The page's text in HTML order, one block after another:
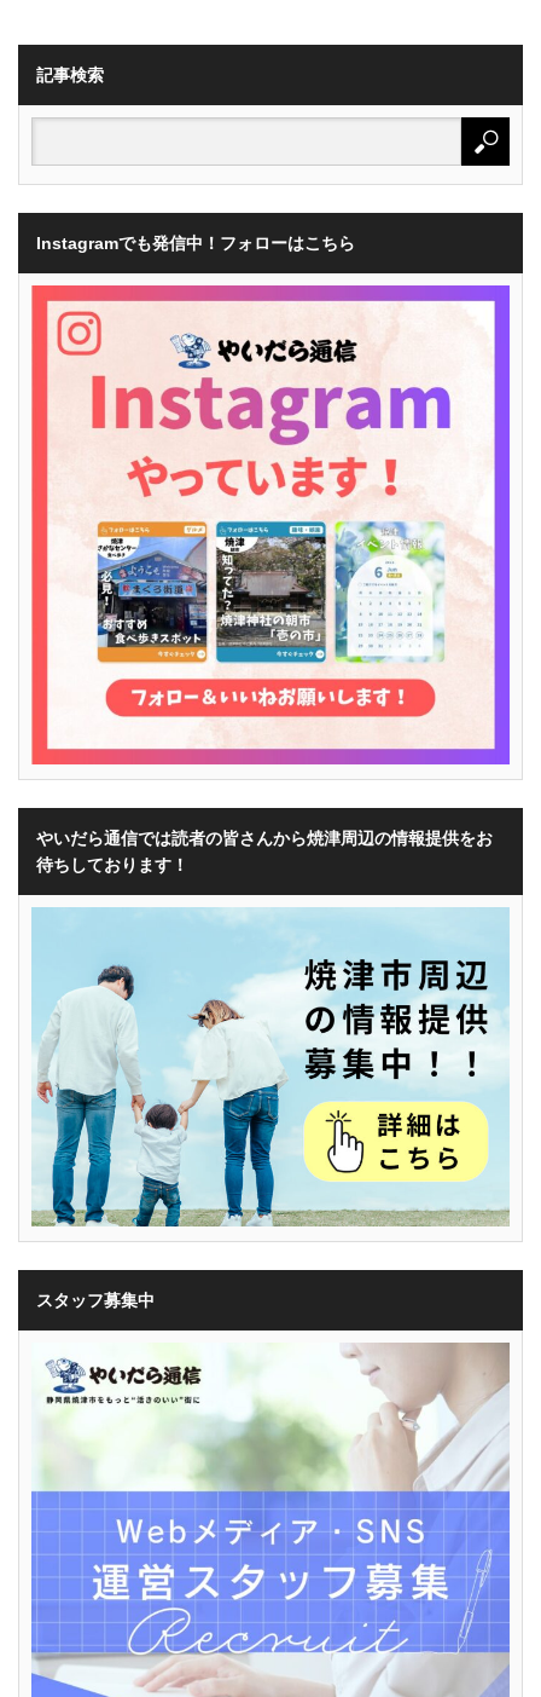
記事検索
Instagramでも発信中！フォローはこちら
やいだら通信では読者の皆さんから焼津周辺の情報提供をお
待ちしております！
スタッフ募集中